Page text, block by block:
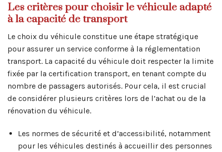
Les critères pour choisir le véhicule adapté
à la capacité de transport
Le choix du véhicule constitue une étape stratégique
pour assurer un service conforme à la réglementation
transport. La capacité du véhicule doit respecter la limite
fixée par la certification transport, en tenant compte du
nombre de passagers autorisés. Pour cela, il est crucial
de considérer plusieurs critères lors de l’achat ou de la
rénovation du véhicule.
Les normes de sécurité et d’accessibilité, notamment
pour les véhicules destinés à accueillir des personnes